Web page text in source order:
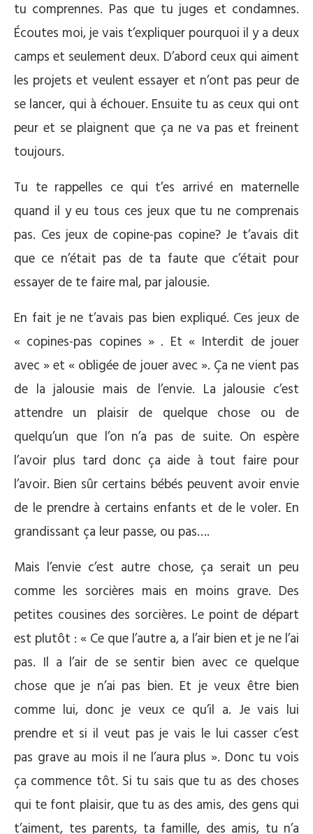
tu comprennes. Pas que tu juges et condamnes.
Écoutes moi, je vais t’expliquer pourquoi il y a deux
camps et seulement deux. D’abord ceux qui aiment
les projets et veulent essayer et n’ont pas peur de
se lancer, qui à échouer. Ensuite tu as ceux qui ont
peur et se plaignent que ça ne va pas et freinent
toujours.
Tu te rappelles ce qui t’es arrivé en maternelle
quand il y eu tous ces jeux que tu ne comprenais
pas. Ces jeux de copine-pas copine? Je t’avais dit
que ce n’était pas de ta faute que c’était pour
essayer de te faire mal, par jalousie.
En fait je ne t’avais pas bien expliqué. Ces jeux de
« copines-pas copines » . Et « Interdit de jouer
avec » et « obligée de jouer avec ». Ça ne vient pas
de la jalousie mais de l’envie. La jalousie c’est
attendre un plaisir de quelque chose ou de
quelqu’un que l’on n’a pas de suite. On espère
l’avoir plus tard donc ça aide à tout faire pour
l’avoir. Bien sûr certains bébés peuvent avoir envie
de le prendre à certains enfants et de le voler. En
grandissant ça leur passe, ou pas….
Mais l’envie c’est autre chose, ça serait un peu
comme les sorcières mais en moins grave. Des
petites cousines des sorcières. Le point de départ
est plutôt : « Ce que l’autre a, a l’air bien et je ne l’ai
pas. Il a l’air de se sentir bien avec ce quelque
chose que je n’ai pas bien. Et je veux être bien
comme lui, donc je veux ce qu’il a. Je vais lui
prendre et si il veut pas je vais le lui casser c’est
pas grave au mois il ne l’aura plus ». Donc tu vois
ça commence tôt. Si tu sais que tu as des choses
qui te font plaisir, que tu as des amis, des gens qui
t’aiment, tes parents, ta famille, des amis, tu n’a